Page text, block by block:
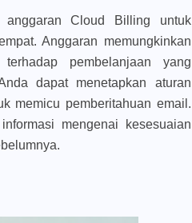
anggaran Cloud Billing untuk
Anggaran memungkinkan
pembelanjaan yang
dapat menetapkan aturan
memicu pemberitahuan email.
mengenai kesesuaian